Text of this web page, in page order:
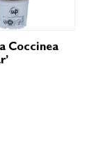
Coccinea